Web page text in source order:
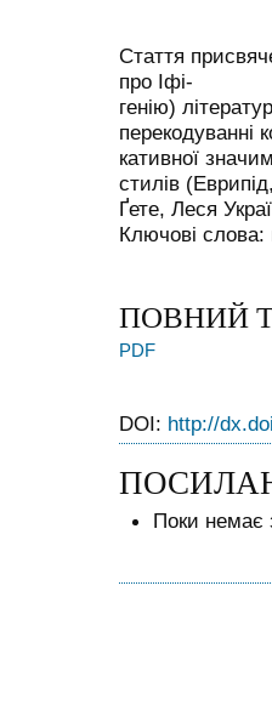
Стаття
про Іфі-
генію)
перекодуванні
кативної
стилів (Еврипід,
Ґете, Леся
Ключові слова:
ПОВНИЙ
PDF
DOI: http://
Поки немає